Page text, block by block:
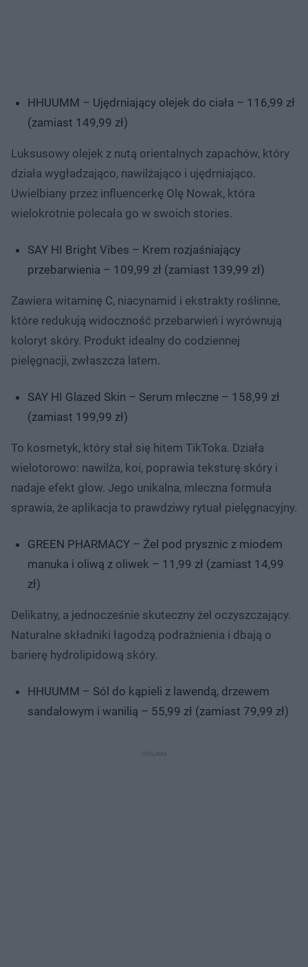
HHUUMM – Ujędrniający olejek do ciała – 116,99 zł
(zamiast 149,99 zł)
Luksusowy olejek z nutą orientalnych zapachów, który
działa wygładzająco, nawilżająco i ujędrniająco.
Uwielbiany przez influencerkę Olę Nowak, która
wielokrotnie polecała go w swoich stories.
SAY HI Bright Vibes – Krem rozjaśniający
przebarwienia – 109,99 zł (zamiast 139,99 zł)
Zawiera witaminę C, niacynamid i ekstrakty roślinne,
które redukują widoczność przebarwień i wyrównują
koloryt skóry. Produkt idealny do codziennej
pielęgnacji, zwłaszcza latem.
SAY HI Glazed Skin – Serum mleczne – 158,99 zł
(zamiast 199,99 zł)
To kosmetyk, który stał się hitem TikToka. Działa
wielotorowo: nawilża, koi, poprawia teksturę skóry i
nadaje efekt glow. Jego unikalna, mleczna formuła
sprawia, że aplikacja to prawdziwy rytuał pielęgnacyjny.
GREEN PHARMACY – Żel pod prysznic z miodem
manuka i oliwą z oliwek – 11,99 zł (zamiast 14,99
zł)
Delikatny, a jednocześnie skuteczny żel oczyszczający.
Naturalne składniki łagodzą podrażnienia i dbają o
barierę hydrolipidową skóry.
HHUUMM – Sól do kąpieli z lawendą, drzewem
sandałowym i wanilią – 55,99 zł (zamiast 79,99 zł)